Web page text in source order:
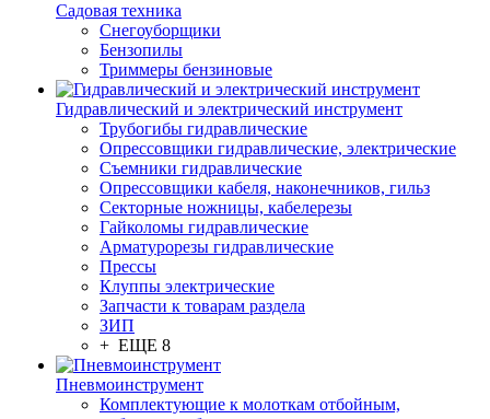
Садовая техника
Снегоуборщики
Бензопилы
Триммеры бензиновые
Гидравлический и электрический инструмент
Трубогибы гидравлические
Опрессовщики гидравлические, электрические
Съемники гидравлические
Опрессовщики кабеля, наконечников, гильз
Секторные ножницы, кабелерезы
Гайколомы гидравлические
Арматурорезы гидравлические
Прессы
Клуппы электрические
Запчасти к товарам раздела
ЗИП
+ ЕЩЕ 8
Пневмоинструмент
Комплектующие к молоткам отбойным,